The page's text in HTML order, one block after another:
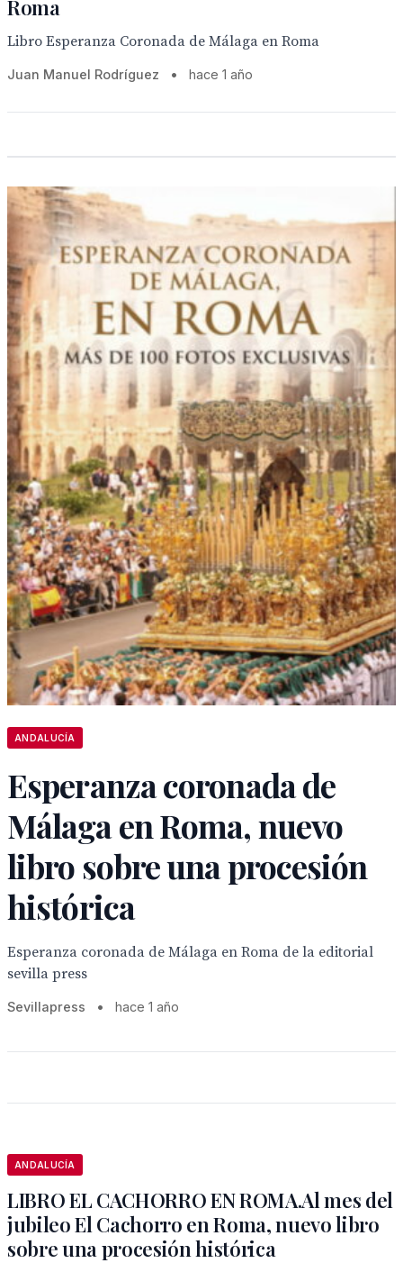
Roma
Libro Esperanza Coronada de Málaga en Roma
Juan Manuel Rodríguez • hace 1 año
ANDALUCÍA
Esperanza coronada de
Málaga en Roma, nuevo
libro sobre una procesión
histórica
Esperanza coronada de Málaga en Roma de la editorial
sevilla press
Sevillapress • hace 1 año
ANDALUCÍA
LIBRO EL CACHORRO EN ROMA.Al mes del
jubileo El Cachorro en Roma, nuevo libro
sobre una procesión histórica